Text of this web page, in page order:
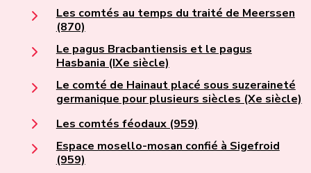
Les comtés au temps du traité de Meerssen
(870)
Le pagus Bracbantiensis et le pagus
Hasbania (IXe siècle)
Le comté de Hainaut placé sous suzeraineté
germanique pour plusieurs siècles (Xe siècle)
Les comtés féodaux (959)
Espace mosello-mosan confié à Sigefroid
(959)